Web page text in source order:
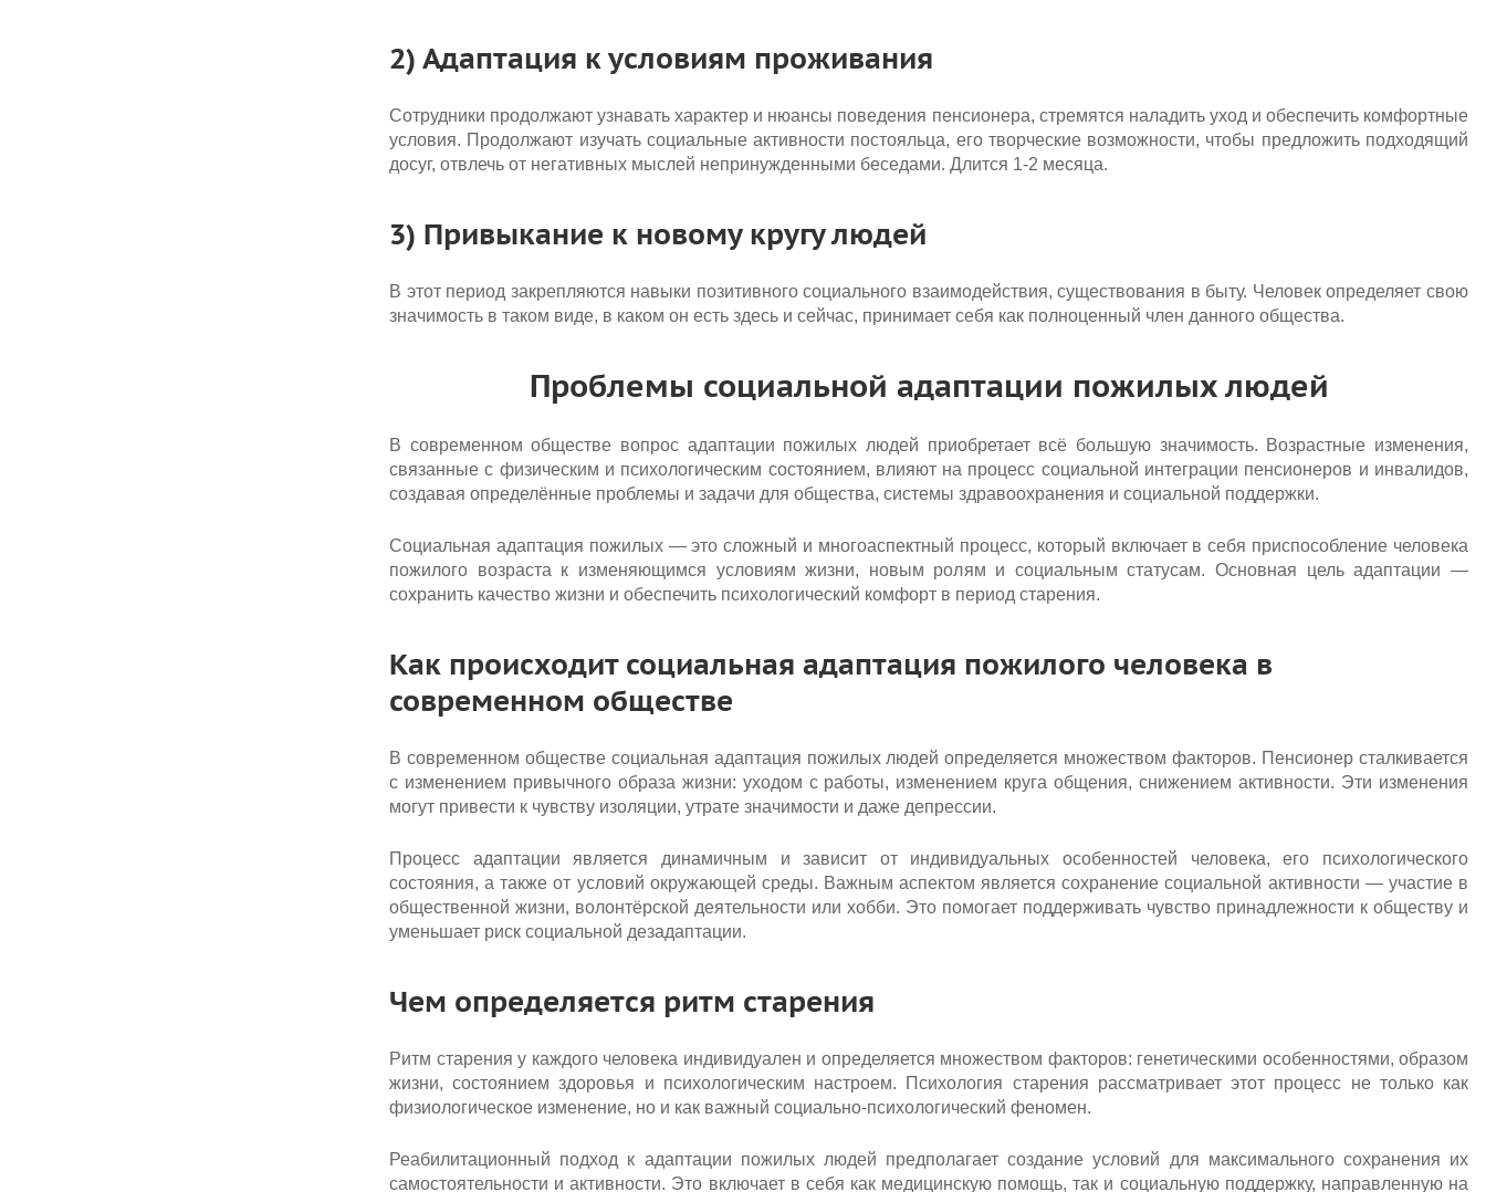
2) Адаптация к условиям проживания
Сотрудники продолжают узнавать характер и нюансы поведения пенсионера, стремятся наладить уход и обеспечить комфортные
условия. Продолжают изучать социальные активности постояльца, его творческие возможности, чтобы предложить подходящий
досуг, отвлечь от негативных мыслей непринужденными беседами. Длится 1-2 месяца.
3) Привыкание к новому кругу людей
В этот период закрепляются навыки позитивного социального взаимодействия, существования в быту. Человек определяет свою
значимость в таком виде, в каком он есть здесь и сейчас, принимает себя как полноценный член данного общества.
Проблемы социальной адаптации пожилых людей
В современном обществе вопрос адаптации пожилых людей приобретает всё большую значимость. Возрастные изменения,
связанные с физическим и психологическим состоянием, влияют на процесс социальной интеграции пенсионеров и инвалидов,
создавая определённые проблемы и задачи для общества, системы здравоохранения и социальной поддержки.
Социальная адаптация пожилых — это сложный и многоаспектный процесс, который включает в себя приспособление человека
пожилого возраста к изменяющимся условиям жизни, новым ролям и социальным статусам. Основная цель адаптации —
сохранить качество жизни и обеспечить психологический комфорт в период старения.
Как происходит социальная адаптация пожилого человека в
современном обществе
В современном обществе социальная адаптация пожилых людей определяется множеством факторов. Пенсионер сталкивается
с изменением привычного образа жизни: уходом с работы, изменением круга общения, снижением активности. Эти изменения
могут привести к чувству изоляции, утрате значимости и даже депрессии.
Процесс адаптации является динамичным и зависит от индивидуальных особенностей человека, его психологического
состояния, а также от условий окружающей среды. Важным аспектом является сохранение социальной активности — участие в
общественной жизни, волонтёрской деятельности или хобби. Это помогает поддерживать чувство принадлежности к обществу и
уменьшает риск социальной дезадаптации.
Чем определяется ритм старения
Ритм старения у каждого человека индивидуален и определяется множеством факторов: генетическими особенностями, образом
жизни, состоянием здоровья и психологическим настроем. Психология старения рассматривает этот процесс не только как
физиологическое изменение, но и как важный социально-психологический феномен.
Реабилитационный подход к адаптации пожилых людей предполагает создание условий для максимального сохранения их
самостоятельности и активности. Это включает в себя как медицинскую помощь, так и социальную поддержку, направленную на